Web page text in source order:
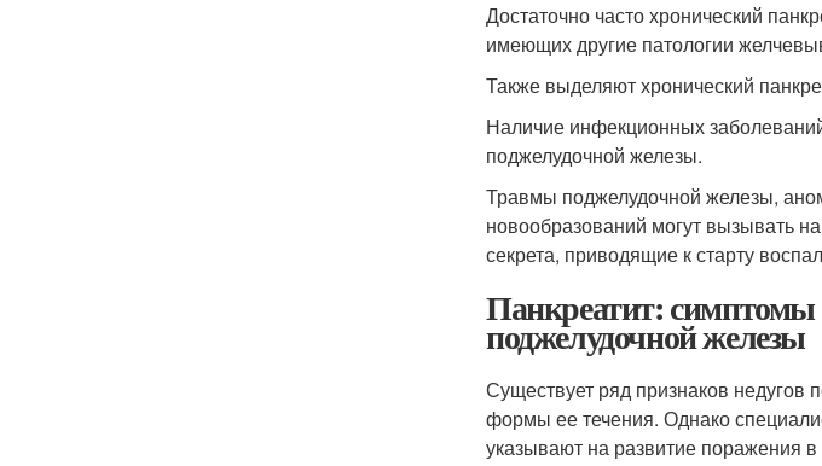
Достаточно часто хронический
имеющих другие патологии
Также выделяют хронический
Наличие инфекционных
поджелудочной железы.
Травмы поджелудочной железы,
новообразований могут вызывать
секрета, приводящие к старту
Панкреатит:
поджелудочной железы
Существует ряд признаков недугов
формы ее течения. Однако
указывают на развитие поражения в